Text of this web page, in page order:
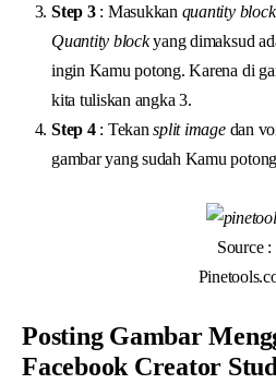
Step 3: Masukkan quantity block
Quantity blockyang dimaksud
ingin Kamu potong. Karena di
kita tuliskan angka 3.
Step 4: Tekan split imagedan
gambar yang sudah Kamu
Source :
Posting Gambar
Facebook Creator